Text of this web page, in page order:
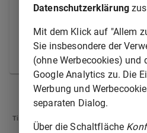
Über Einwendungen gegen
Vollstreckungsbehörde nach
459e sowie 459g bis
Gericht.
§ 459N
Tipp
: Swipen Sie auf dem Bildschirm links
Normen.
Datenschutzerklärung
Mit dem Klick auf "Allem
Sie insbesondere der
(ohne Werbecookies) und
Google Analytics zu. Die
Werbung und
separaten Dialog.
Über die Schaltfläche